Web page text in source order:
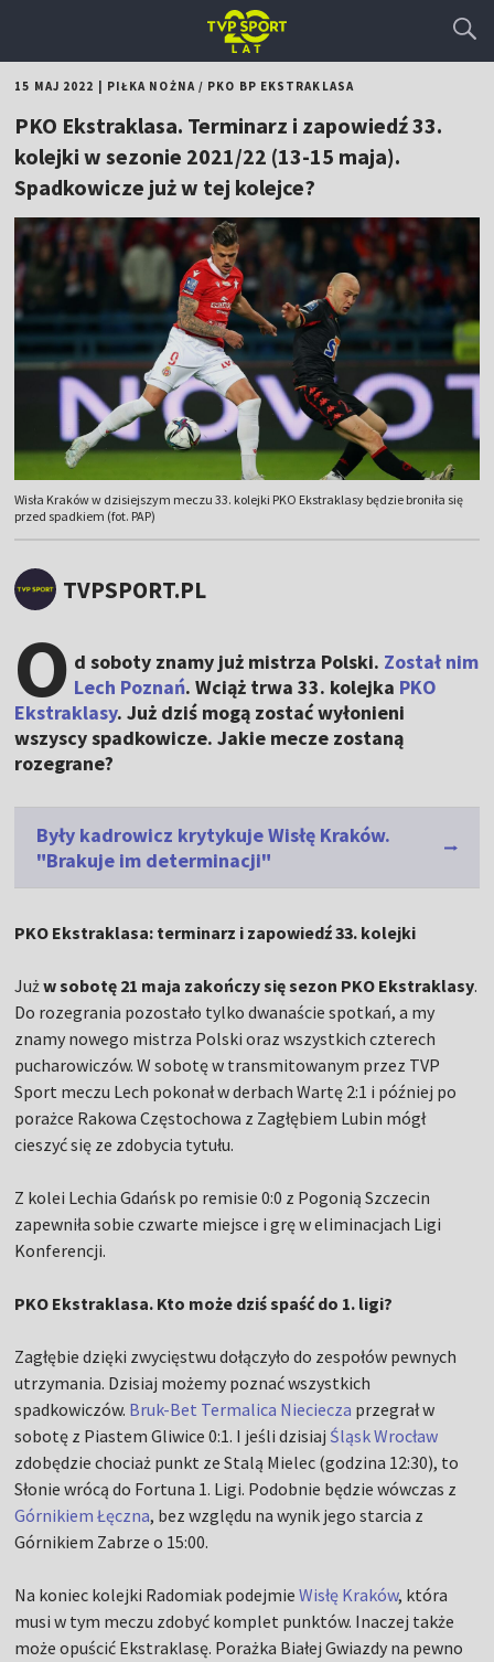
15 MAJ 2022 PIŁKA NOŻNA/ PKO BP EKSTRAKLASA
PKO Ekstraklasa. Terminarz i zapowiedź 33.
kolejki w sezonie 2021/22 (13-15 maja).
Spadkowicze już w tej kolejce?
Wisła Kraków w dzisiejszym meczu 33. kolejki PKO Ekstraklasy będzie broniła się
przed spadkiem (fot. PAP)
TVPSPORT.PL
O d soboty znamy już mistrza Polski. Został nim
Lech Poznań. Wciąż trwa 33. kolejka PKO
Ekstraklasy. Już dziś mogą zostać wyłonieni
wszyscy spadkowicze. Jakie mecze zostaną
rozegrane?
Były kadrowicz krytykuje Wisłę Kraków.
"Brakuje im determinacji"
PKO Ekstraklasa: terminarz i zapowiedź 33. kolejki
Jużw sobotę 21 maja zakończy się sezon PKO Ekstraklasy.
Do rozegrania pozostało tylko dwanaście spotkań, a my
znamy nowego mistrza Polski oraz wszystkich czterech
pucharowiczów. W sobotę w transmitowanym przez TVP
Sport meczu Lech pokonał w derbach Wartę 2:1 i później po
porażce Rakowa Częstochowa z Zagłębiem Lubin mógł
cieszyć się ze zdobycia tytułu.
Z kolei Lechia Gdańsk po remisie 0:0 z Pogonią Szczecin
zapewniła sobie czwarte miejsce i grę w eliminacjach Ligi
Konferencji.
PKO Ekstraklasa. Kto może dziś spaść do 1. ligi?
Zagłębie dzięki zwycięstwu dołączyło do zespołów pewnych
utrzymania. Dzisiaj możemy poznać wszystkich
spadkowiczów. Bruk-Bet Termalica Nieciecza przegrał w
sobotę z Piastem Gliwice 0:1. I jeśli dzisiaj Śląsk Wrocław
zdobędzie chociaż punkt ze Stalą Mielec (godzina 12:30), to
Słonie wrócą do Fortuna 1. Ligi. Podobnie będzie wówczas z
Górnikiem Łęczna, bez względu na wynik jego starcia z
Górnikiem Zabrze o 15:00.
Na koniec kolejki Radomiak podejmieWisłę Kraków, która
musi w tym meczu zdobyć komplet punktów. Inaczej także
może opuścić Ekstraklasę. Porażka Białej Gwiazdy na pewno